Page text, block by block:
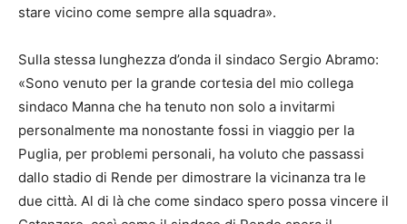
stare vicino come sempre alla squadra».
Sulla stessa lunghezza d’onda il sindaco Sergio Abramo:
«Sono venuto per la grande cortesia del mio collega
sindaco Manna che ha tenuto non solo a invitarmi
personalmente ma nonostante fossi in viaggio per la
Puglia, per problemi personali, ha voluto che passassi
dallo stadio di Rende per dimostrare la vicinanza tra le
due città. Al di là che come sindaco spero possa vincere il